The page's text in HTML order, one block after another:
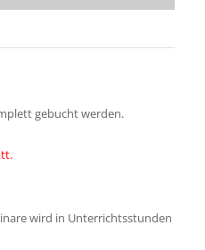
gebucht werden.
wird in Unterrichtsstunden